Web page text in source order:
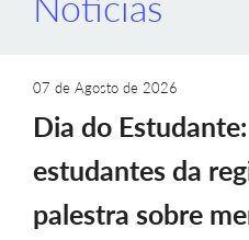
07 de Agosto de 2026
Dia do
estudantes da
palestra sobre